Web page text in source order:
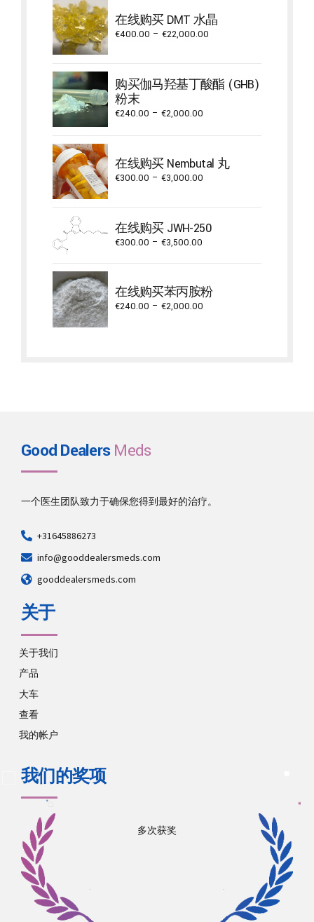
在线购买 DMT 水晶
€400.00 – €22,000.00
through
€22,000.00
购买伽马羟基丁酸酯 (GHB)
粉末
€240.00 – €2,000.00
through
€2,000.00
在线购买 Nembutal 丸
€300.00 – €3,000.00
through
在线购买 JWH-250
€300.00 – €3,500.00
through
€3,500.00
在线购买苯丙胺粉
€240.00 – €2,000.00
Good DealersMeds
一个医生团队致力于确保您得到最好的治疗。
+31645886273
info@gooddealersmeds.com
gooddealersmeds.com
关于
关于我们
产品
大车
查看
我的帐户
我们的奖项
多次获奖